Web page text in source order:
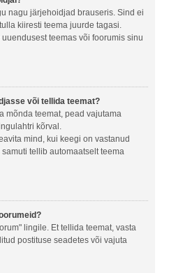
nagu järjehoidjad brauseris. Sind ei
kiiresti teema juurde tagasi.
teemas või foorumis sinu
või tellida teemat?
mõnda teemat, pead vajutama
kõrval.
mind, kui keegi on vastanud
tellib automaatselt teema
lingile. Et tellida teemat, vasta
postituse seadetes või vajuta